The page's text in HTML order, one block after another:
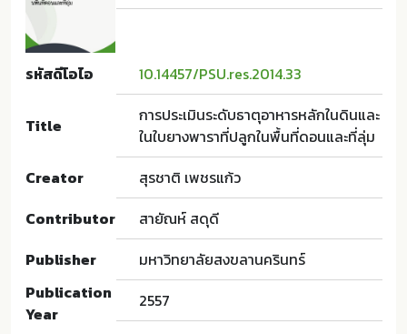
รหัสดีโอไอ 10.14457/PSU.res.2014.33
Title
การประเมินระดับธาตุอาหารหลักในดินและ
ในใบยางพาราที่ปลูกในพื้นที่ดอนและที่ลุ่ม
Creator
สุรชาติ เพชรแก้ว
Contributor
สายัณห์ สดุดี
Publisher
มหาวิทยาลัยสงขลานครินทร์
Publication
Year
2557